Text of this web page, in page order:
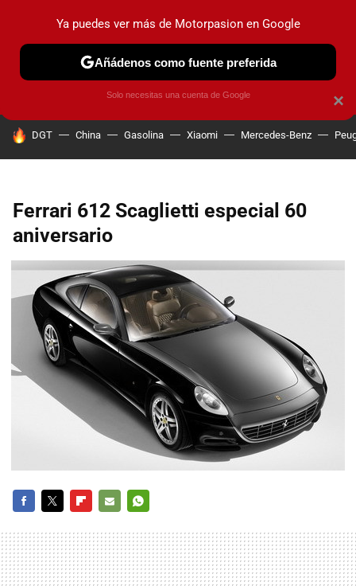
PRUEBAS COCHES ELÉCTRICOS OBSERVATORIO
HOY SE HABLA DE
DGT China Gasolina Xiaomi Mercedes-Benz
Ferrari 612 Scaglietti especial 60
aniversario
MAIL
×
Ya puedes ver más de Motorpasion en Google
Añádenos como fuente preferida
Solo necesitas una cuenta de Google